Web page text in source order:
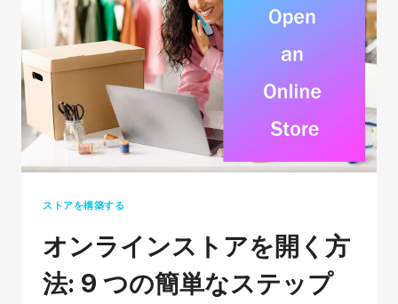
IN
2026:
6 EASY
ストアを構築する
オンラインストアを開く方
法: 9 つの簡単なステップ